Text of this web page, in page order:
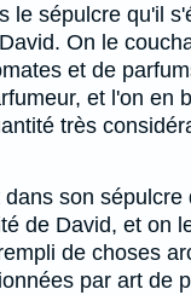
le sépulcre qu'il
On le
et de
et l'on en
très
son sépulcre
de David, et on
de choses
par art de